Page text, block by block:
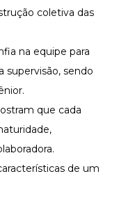
coletiva das
na equipe para
supervisão, sendo
que cada
de um